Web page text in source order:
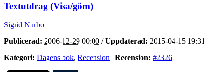
Textutdrag (Visa/göm)
Sigrid Nurbo
Publicerad: 2006-12-29 00:00 /Uppdaterad: 2015-04-15 19:31
Kategori: Dagens bok, Recension | Recension: #2326